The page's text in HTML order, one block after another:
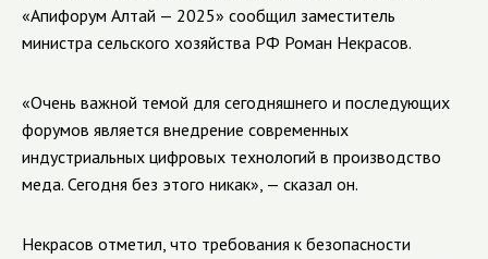
«Апифорум Алтай — 2025» сообщил заместитель
министра сельского хозяйства РФ Роман Некрасов.
«Очень важной темой для сегодняшнего и последующих
форумов является внедрение современных
индустриальных цифровых технологий в производство
меда. Сегодня без этого никак», — сказал он.
Некрасов отметил, что требования к безопасности